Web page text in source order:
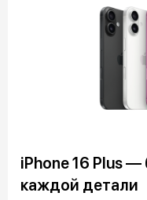
iPhone 16 Plus
каждой детали